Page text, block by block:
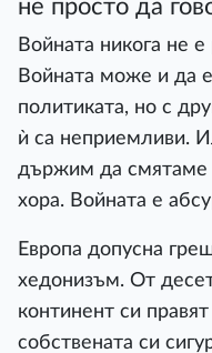
не просто да
Войната никога не
Войната може и да
политиката, но с
ѝ са неприемливи.
държим да смятаме
хора. Войната е
Европа допусна
хедонизъм. От
континент си
собствената си